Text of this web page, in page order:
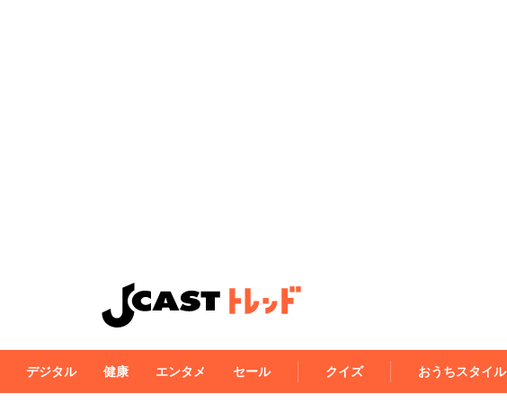
デジタル 健康 エンタメ セール クイズ おうちスタイル